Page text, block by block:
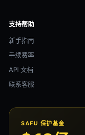
支持帮助
新手指南
手续费率
API 文档
联系客服
SAFU 保护基金